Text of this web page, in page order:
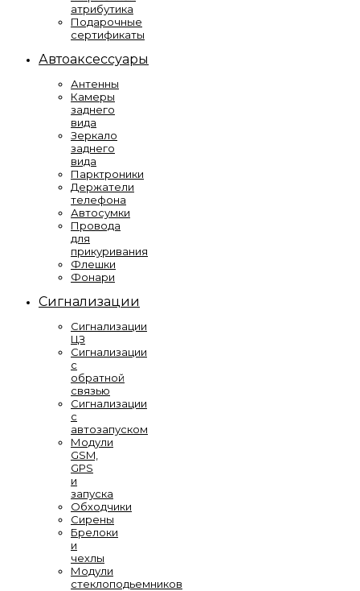
атрибутика
Подарочные
сертификаты
Автоаксессуары
Антенны
Камеры
заднего
вида
Зеркало
заднего
вида
Парктроники
Держатели
телефона
Автосумки
Провода
для
прикуривания
Флешки
Фонари
Сигнализации
Сигнализации
ЦЗ
Сигнализации
с
обратной
связью
Сигнализации
с
автозапуском
Модули
GSM,
GPS
и
запуска
Обходчики
Сирены
Брелоки
и
чехлы
Модули
стеклоподьемников